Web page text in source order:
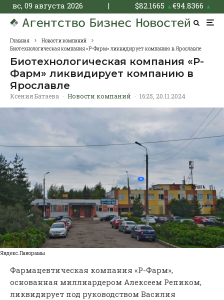
вс, 09 августа 2026 | $82.1665 ▲€94.8366 ▲
Главная
Новости компаний
Биотехнологическая компания «Р-Фарм» ликвидирует компанию в Ярославле
Биотехнологическая компания «Р-
Фарм» ликвидирует компанию в
Ярославле
Ксения Батаева · Новости компаний · 16:25, 20.11.2024
Яндекс.Панорамы
Фармацевтическая компания «Р-Фарм»,
основанная миллиардером Алексеем Репиком,
ликвидирует под руководством Василия